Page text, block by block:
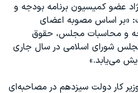
عضو کمیسیون برنامه بودجه و
اساس مصوبه اعضای
و محاسبات مجلس، حقوق
مجلس شورای اسلامی در سال جاری
کار دولت سیزدهم در مصاحبه‌ای